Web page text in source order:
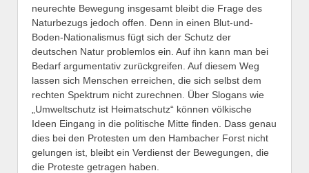
neurechte Bewegung insgesamt bleibt die Frage des
Naturbezugs jedoch offen. Denn in einen Blut-und-
Boden-Nationalismus fügt sich der Schutz der
deutschen Natur problemlos ein. Auf ihn kann man bei
Bedarf argumentativ zurückgreifen. Auf diesem Weg
lassen sich Menschen erreichen, die sich selbst dem
rechten Spektrum nicht zurechnen. Über Slogans wie
„Umweltschutz ist Heimatschutz“ können völkische
Ideen Eingang in die politische Mitte finden. Dass genau
dies bei den Protesten um den Hambacher Forst nicht
gelungen ist, bleibt ein Verdienst der Bewegungen, die
die Proteste getragen haben.